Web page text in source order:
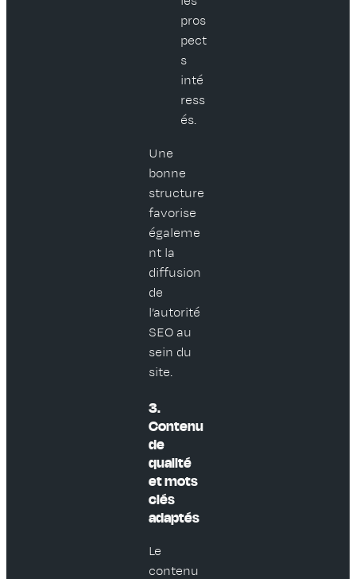
pros
pect
s
inté
ress
és.
Une
bonne
structure
favorise
égaleme
nt la
diffusion
de
l’autorité
SEO au
sein du
site.
3.
Contenu
de
qualité
et mots
clés
adaptés
Le
contenu